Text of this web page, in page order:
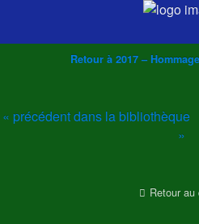
Retour à 2017 –
« précédent dans la bibliothèque
»
Retour au